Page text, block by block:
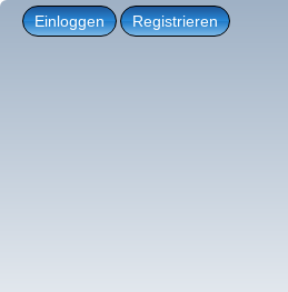
Einloggen Registrieren